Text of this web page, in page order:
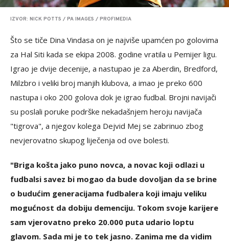
IZVOR: NICK POTTS / PA IMAGES / PROFIMEDIA
Što se tiče Dina Vindasa on je najviše upamćen po golovima
za Hal Siti kada se ekipa 2008. godine vratila u Pemijer ligu.
Igrao je dvije decenije, a nastupao je za Aberdin, Bredford,
Milzbro i veliki broj manjih klubova, a imao je preko 600
nastupa i oko 200 golova dok je igrao fudbal. Brojni navijači
su poslali poruke podrške nekadašnjem heroju navijača
"tigrova", a njegov kolega Dejvid Mej se zabrinuo zbog
nevjerovatno skupog liječenja od ove bolesti.
"Briga košta jako puno novca, a novac koji odlazi u
fudbalsi savez bi mogao da bude dovoljan da se brine
o budućim generacijama fudbalera koji imaju veliku
mogućnost da dobiju demenciju. Tokom svoje karijere
sam vjerovatno preko 20.000 puta udario loptu
glavom. Sada mi je to tek jasno. Zanima me da vidim